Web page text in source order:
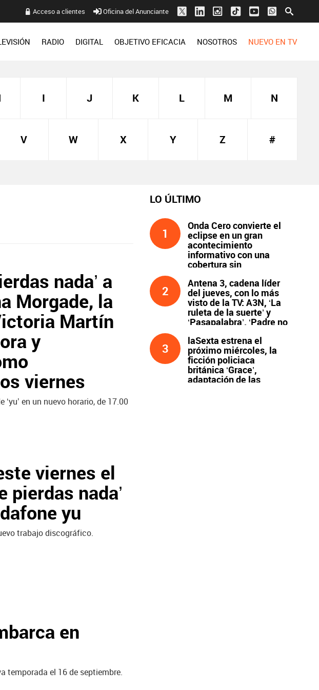
Acceso a clientes Oficina del Anunciante
RADIO DIGITAL OBJETIVO EFICACIA NOSOTROS NUEVO EN TV
I J K L M N
V W X Y Z #
nada’ a
Morgade, la
Martín
y
viernes
en un nuevo horario, de 17.00
viernes el
pierdas nada’
yu
trabajo discográfico.
en
temporada el 16 de septiembre.
LO ÚLTIMO
1
Onda Cero convierte el
eclipse en un gran
acontecimiento
informativo con una
cobertura sin
2
Antena 3, cadena líder
del jueves, con lo más
visto de la TV: A3N, ‘La
ruleta de la suerte’ y
‘Pasapalabra’. ‘Padre no
de la noche
3
laSexta estrena el
próximo miércoles, la
ficción policiaca
británica ‘Grace’,
adaptación de las